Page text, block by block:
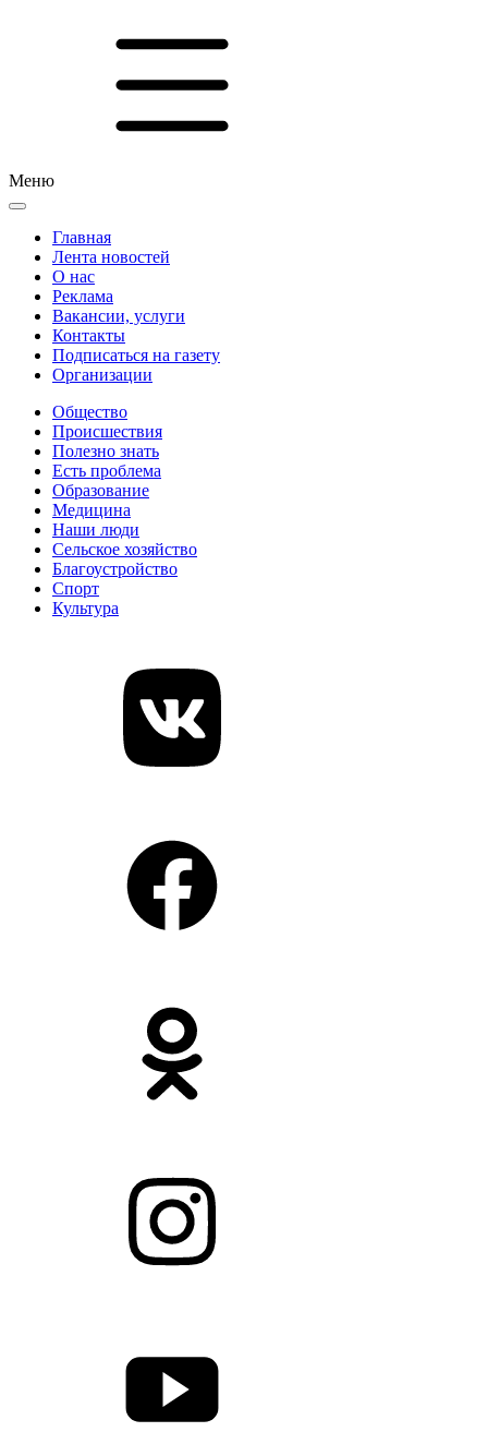
Меню
Главная
Лента новостей
О нас
Реклама
Вакансии, услуги
Контакты
Подписаться на газету
Организации
Общество
Происшествия
Полезно знать
Есть проблема
Образование
Медицина
Наши люди
Сельское хозяйство
Благоустройство
Спорт
Культура